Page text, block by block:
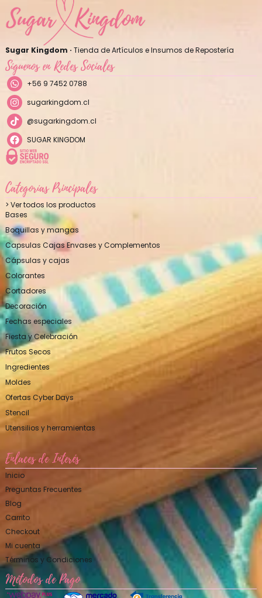
Sugar Kingdom · Tienda de Artículos e Insumos de Repostería
Síguenos en Redes Sociales
+56 9 7452 0788
sugarkingdom.cl
@sugarkingdom.cl
SUGAR KINGDOM
Categorías Principales
> Ver todos los productos
Bases
Boquillas y mangas
Capsulas Cajas Envases y Complementos
Cápsulas y cajas
Colorantes
Cortadores
Decoración
Fechas especiales
Fiesta y Celebración
Frutos Secos
Ingredientes
Moldes
Ofertas Cyber Days
Stencil
Utensilios y herramientas
Enlaces de Interés
Inicio
Preguntas Frecuentes
Blog
Carrito
Checkout
Mi cuenta
Términos y Condiciones
Métodos de Pago